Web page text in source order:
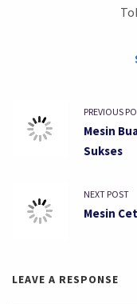
PREVIOUS
Mesin
Sukses
NEXT POST
Mesin
LEAVE A RESPONSE